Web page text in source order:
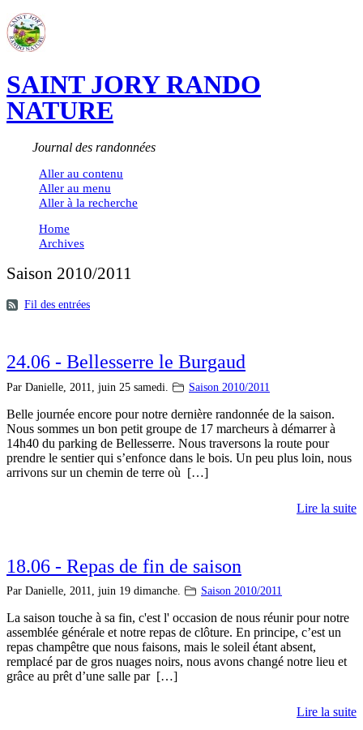
SAINT JORY RANDO
NATURE
Journal des randonnées
Aller au contenu
Aller au menu
Aller à la recherche
Home
Archives
Saison 2010/2011
Fil des entrées
24.06 - Bellesserre le Burgaud
Par Danielle, 2011, juin 25 samedi. Saison 2010/2011
Belle journée encore pour notre dernière randonnée de la saison.
Nous sommes un bon petit groupe de 17 marcheurs à démarrer à
14h40 du parking de Bellesserre. Nous traversons la route pour
prendre le sentier qui s’enfonce dans le bois. Un peu plus loin, nous
arrivons sur un chemin de terre où […]
Lire la suite
18.06 - Repas de fin de saison
Par Danielle, 2011, juin 19 dimanche. Saison 2010/2011
La saison touche à sa fin, c'est l' occasion de nous réunir pour notre
assemblée générale et notre repas de clôture. En principe, c’est un
repas champêtre que nous faisons, mais le soleil étant absent,
remplacé par de gros nuages noirs, nous avons changé notre lieu et
grâce au prêt d’une salle par […]
Lire la suite